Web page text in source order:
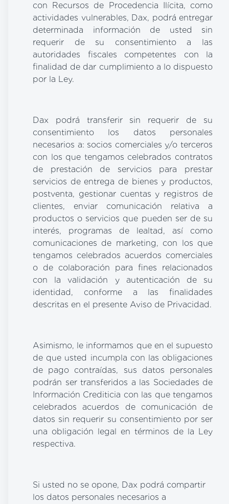
con Recursos de Procedencia Ilícita, como
actividades vulnerables, Dax, podrá entregar
determinada información de usted sin
requerir de su consentimiento a las
autoridades fiscales competentes con la
finalidad de dar cumplimiento a lo dispuesto
por la Ley.
Dax podrá transferir sin requerir de su
consentimiento los datos personales
necesarios a: socios comerciales y/o terceros
con los que tengamos celebrados contratos
de prestación de servicios para prestar
servicios de entrega de bienes y productos,
postventa, gestionar cuentas y registros de
clientes, enviar comunicación relativa a
productos o servicios que pueden ser de su
interés, programas de lealtad, así como
comunicaciones de marketing, con los que
tengamos celebrados acuerdos comerciales
o de colaboración para fines relacionados
con la validación y autenticación de su
identidad, conforme a las finalidades
descritas en el presente Aviso de Privacidad.
Asimismo, le informamos que en el supuesto
de que usted incumpla con las obligaciones
de pago contraídas, sus datos personales
podrán ser transferidos a las Sociedades de
Información Crediticia con las que tengamos
celebrados acuerdos de comunicación de
datos sin requerir su consentimiento por ser
una obligación legal en términos de la Ley
respectiva.
Si usted no se opone, Dax podrá compartir
los datos personales necesarios a